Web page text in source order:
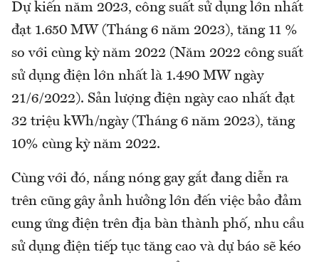
Dự kiến năm 2023, công suất sử dụng lớn nhất
đạt 1.650 MW (Tháng 6 năm 2023), tăng 11 %
so với cùng kỳ năm 2022 (Năm 2022 công suất
sử dụng điện lớn nhất là 1.490 MW ngày
21/6/2022). Sản lượng điện ngày cao nhất đạt
32 triệu kWh/ngày (Tháng 6 năm 2023), tăng
10% cùng kỳ năm 2022.
Cùng với đó, nắng nóng gay gắt đang diễn ra
trên cũng gây ảnh hưởng lớn đến việc bảo đảm
cung ứng điện trên địa bàn thành phố, nhu cầu
sử dụng điện tiếp tục tăng cao và dự báo sẽ kéo